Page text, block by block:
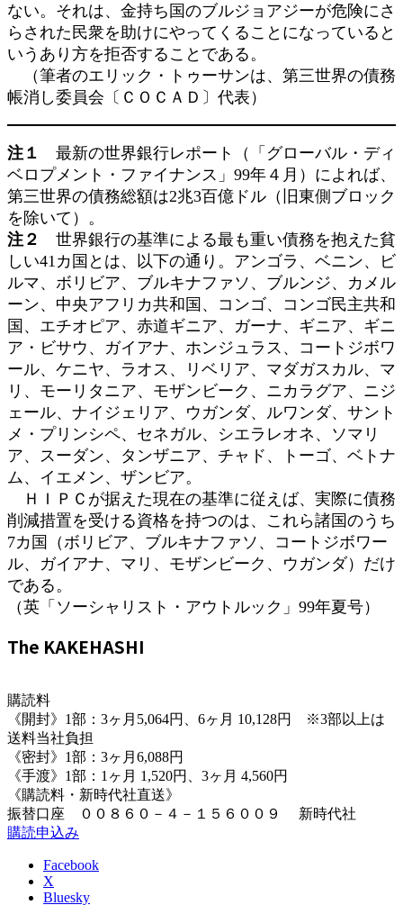
ない。それは、金持ち国のブルジョアジーが危険にさ
らされた民衆を助けにやってくることになっていると
いうあり方を拒否することである。
（筆者のエリック・トゥーサンは、第三世界の債務
帳消し委員会〔ＣＯＣＡＤ〕代表）
注１
最新の世界銀行レポート（「グローバル・ディ
ベロプメント・ファイナンス」99年４月）によれば、
第三世界の債務総額は2兆3百億ドル（旧東側ブロック
を除いて）。
注２
世界銀行の基準による最も重い債務を抱えた貧
しい41カ国とは、以下の通り。アンゴラ、ベニン、ビ
ルマ、ボリビア、ブルキナファソ、ブルンジ、カメル
ーン、中央アフリカ共和国、コンゴ、コンゴ民主共和
国、エチオピア、赤道ギニア、ガーナ、ギニア、ギニ
ア・ビサウ、ガイアナ、ホンジュラス、コートジボワ
ール、ケニヤ、ラオス、リベリア、マダガスカル、マ
リ、モーリタニア、モザンビーク、ニカラグア、ニジ
ェール、ナイジェリア、ウガンダ、ルワンダ、サント
メ・プリンシペ、セネガル、シエラレオネ、ソマリ
ア、スーダン、タンザニア、チャド、トーゴ、ベトナ
ム、イエメン、ザンビア。
ＨＩＰＣが据えた現在の基準に従えば、実際に債務
削減措置を受ける資格を持つのは、これら諸国のうち
7カ国（ボリビア、ブルキナファソ、コートジボワー
ル、ガイアナ、マリ、モザンビーク、ウガンダ）だけ
である。
（英「ソーシャリスト・アウトルック」99年夏号）
The KAKEHASHI
購読料
《開封》1部：3ヶ月5,064円、6ヶ月 10,128円 ※3部以上は
送料当社負担
《密封》1部：3ヶ月6,088円
《手渡》1部：1ヶ月 1,520円、3ヶ月 4,560円
《購読料・新時代社直送》
振替口座 ００８６０－４－１５６００９ 新時代社
購読申込み
Facebook
X
Bluesky